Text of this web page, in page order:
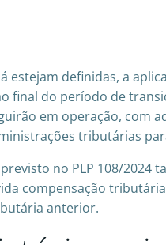
estejam definidas, a
final do período de
em operação, com
tributárias
no PLP 108/2024
compensação
anterior.